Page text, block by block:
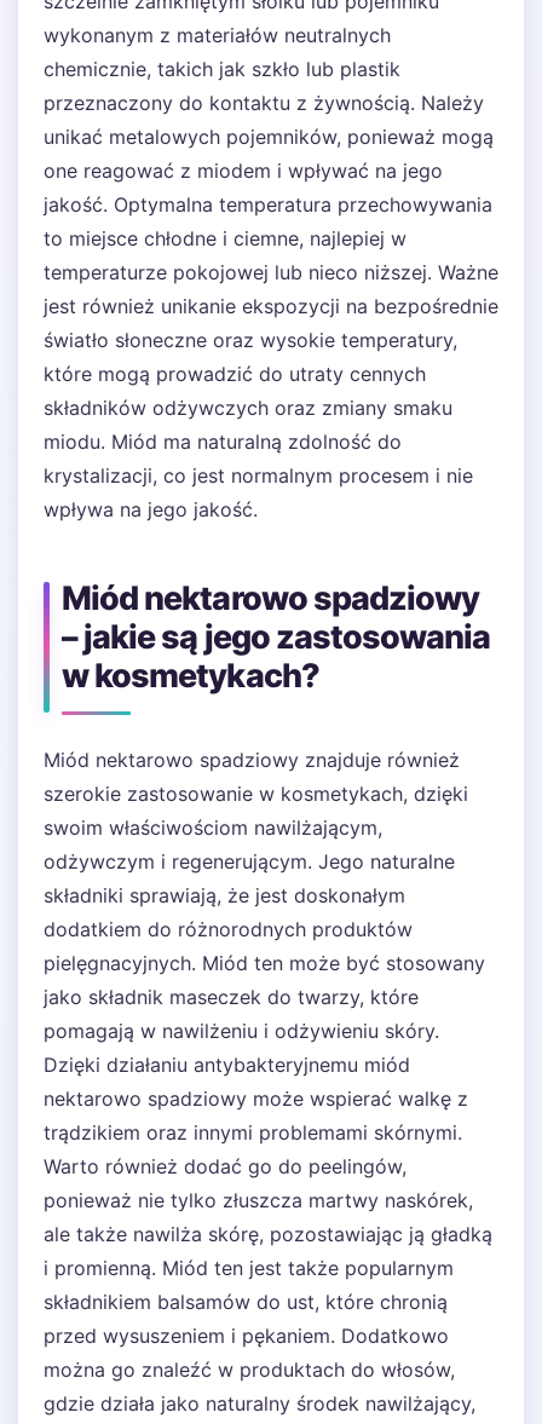
wykonanym z materiałów neutralnych
chemicznie, takich jak szkło lub plastik
przeznaczony do kontaktu z żywnością. Należy
unikać metalowych pojemników, ponieważ mogą
one reagować z miodem i wpływać na jego
jakość. Optymalna temperatura przechowywania
to miejsce chłodne i ciemne, najlepiej w
temperaturze pokojowej lub nieco niższej. Ważne
jest również unikanie ekspozycji na bezpośrednie
światło słoneczne oraz wysokie temperatury,
które mogą prowadzić do utraty cennych
składników odżywczych oraz zmiany smaku
miodu. Miód ma naturalną zdolność do
krystalizacji, co jest normalnym procesem i nie
wpływa na jego jakość.
Miód nektarowo spadziowy
– jakie są jego zastosowania
w kosmetykach?
Miód nektarowo spadziowy znajduje również
szerokie zastosowanie w kosmetykach, dzięki
swoim właściwościom nawilżającym,
odżywczym i regenerującym. Jego naturalne
składniki sprawiają, że jest doskonałym
dodatkiem do różnorodnych produktów
pielęgnacyjnych. Miód ten może być stosowany
jako składnik maseczek do twarzy, które
pomagają w nawilżeniu i odżywieniu skóry.
Dzięki działaniu antybakteryjnemu miód
nektarowo spadziowy może wspierać walkę z
trądzikiem oraz innymi problemami skórnymi.
Warto również dodać go do peelingów,
ponieważ nie tylko złuszcza martwy naskórek,
ale także nawilża skórę, pozostawiając ją gładką
i promienną. Miód ten jest także popularnym
składnikiem balsamów do ust, które chronią
przed wysuszeniem i pękaniem. Dodatkowo
można go znaleźć w produktach do włosów,
gdzie działa jako naturalny środek nawilżający,